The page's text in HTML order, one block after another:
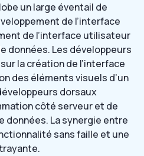
un large éventail de
de l’interface
de l’interface utilisateur
données. Les développeurs
la création de l’interface
des éléments visuels d’un
dorsaux
côté serveur et de
données. La synergie entre
sans faille et une